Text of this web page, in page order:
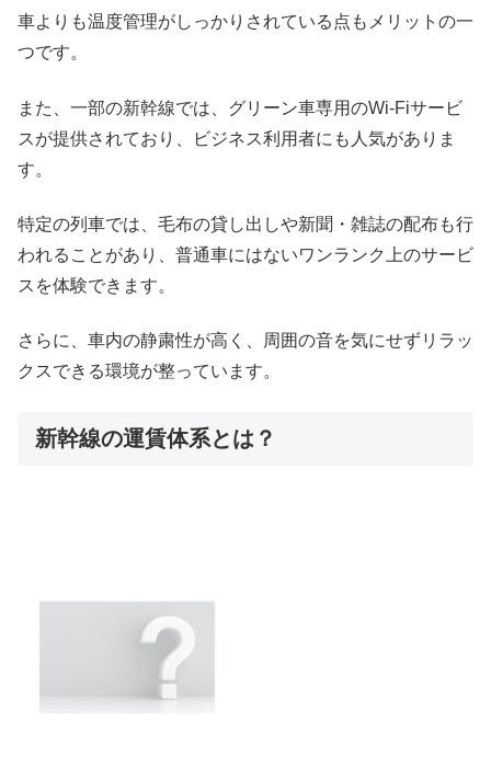
車よりも温度管理がしっかりされている点もメリットの一
つです。
また、一部の新幹線では、グリーン車専用のWi-Fiサービ
スが提供されており、ビジネス利用者にも人気がありま
す。
特定の列車では、毛布の貸し出しや新聞・雑誌の配布も行
われることがあり、普通車にはないワンランク上のサービ
スを体験できます。
さらに、車内の静粛性が高く、周囲の音を気にせずリラッ
クスできる環境が整っています。
新幹線の運賃体系とは？